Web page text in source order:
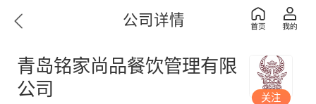
公司详情
青岛铭家尚品餐饮管理有限
公司
关注